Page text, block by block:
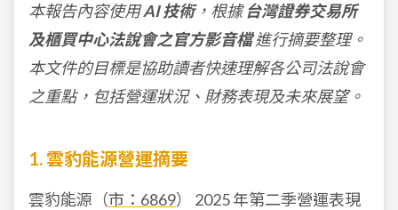
本報告內容使用AI 技術，根據台灣證券交易所
及櫃買中心法說會之官方影音檔進行摘要整理。
本文件的目標是協助讀者快速理解各公司法說會
之重點，包括營運狀況、財務表現及未來展望。
1. 雲豹能源營運摘要
雲豹能源（市：6869） 2025 年第二季營運表現